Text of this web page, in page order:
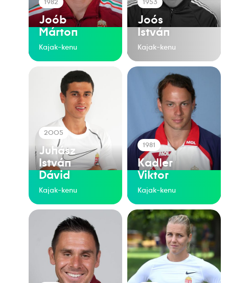
1982
Joób
Márton
Kajak-kenu
1953
Joós
István
Kajak-kenu
2005
Juhász
István
Dávid
Kajak-kenu
1981
Kadler
Viktor
Kajak-kenu